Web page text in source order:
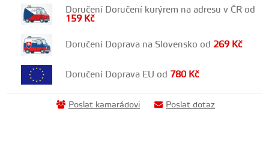
Doručení Doručení kurýrem na adresu v ČR od
159 Kč
Doručení Doprava na Slovensko od269 Kč
Doručení Doprava EU od 780 Kč
Poslat kamarádovi Poslat dotaz